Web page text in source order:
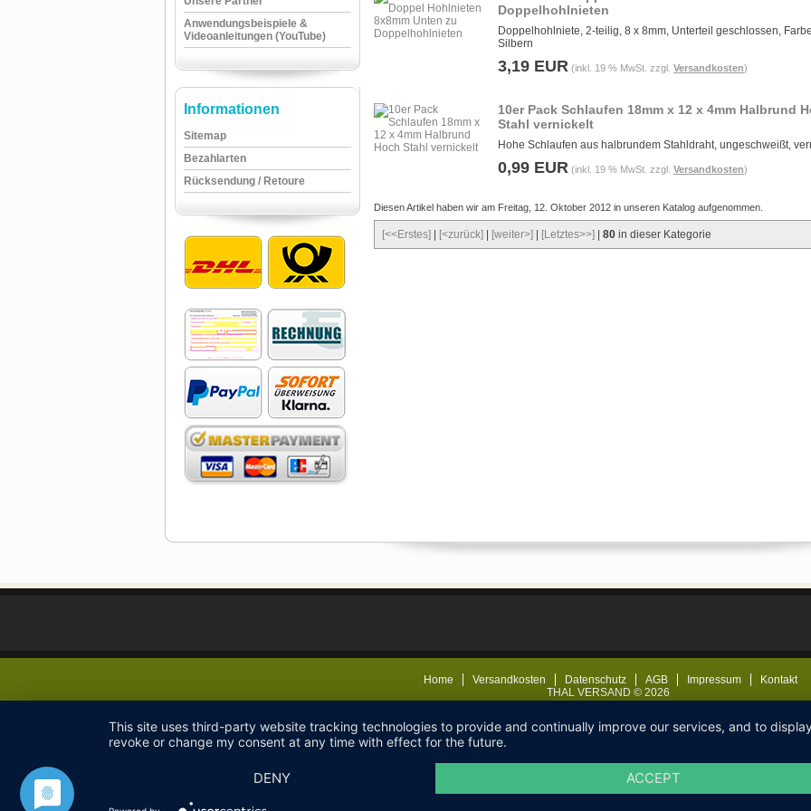
Anwendungsbeispiele &
Videoanleitungen (YouTube)
Informationen
Sitemap
Bezahlarten
Rücksendung / Retoure
Doppelhohlnieten
Doppelhohlniete, 2-teilig, 8 x 8mm, Unterteil geschlossen,
Silbern
3,19 EUR (inkl. 19 % MwSt. zzgl. Versandkosten)
10er Pack Schlaufen 18mm x 12 x 4mm Halbrund
Stahl vernickelt
Hohe Schlaufen aus halbrundem Stahldraht, ungeschweißt,
0,99 EUR (inkl. 19 % MwSt. zzgl. Versandkosten)
Diesen Artikel haben wir am Freitag, 12. Oktober 2012 in unseren Katalog aufgenommen.
[<<Erstes] [<zurück] [weiter>] [Letztes>>] 80 in dieser Kategorie
Home Versandkosten Datenschutz AGB Impressum
Kontakt
THAL VERSAND © 2026
This site uses third-party website tracking technologies to provide and continually improve our services, and to
revoke or change my consent at any time with effect for the future.
DENY ACCEPT